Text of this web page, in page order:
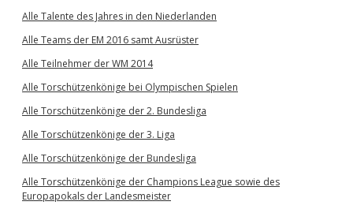
Alle Talente des Jahres in den Niederlanden
Alle Teams der EM 2016 samt Ausrüster
Alle Teilnehmer der WM 2014
Alle Torschützenkönige bei Olympischen Spielen
Alle Torschützenkönige der 2. Bundesliga
Alle Torschützenkönige der 3. Liga
Alle Torschützenkönige der Bundesliga
Alle Torschützenkönige der Champions League sowie des
Europapokals der Landesmeister